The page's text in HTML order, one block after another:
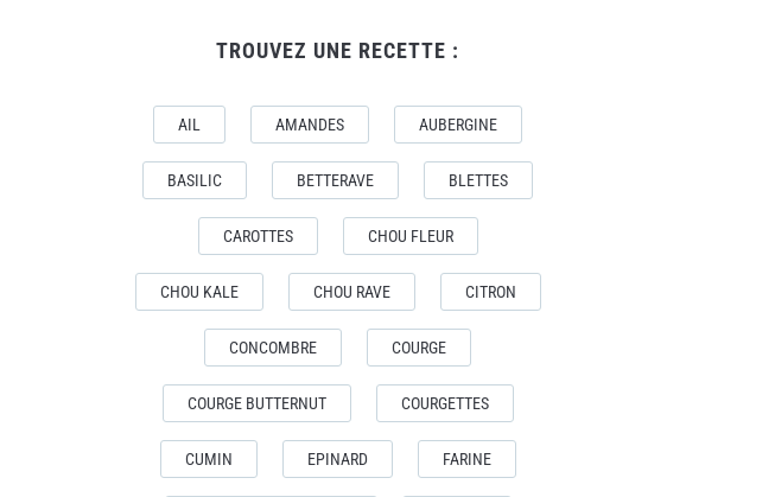
TROUVEZ UNE RECETTE :
AIL AMANDES AUBERGINE
BASILIC BETTERAVE BLETTES
CAROTTES CHOU FLEUR
CHOU KALE CHOU RAVE CITRON
CONCOMBRE COURGE
COURGE BUTTERNUT COURGETTES
CUMIN EPINARD FARINE